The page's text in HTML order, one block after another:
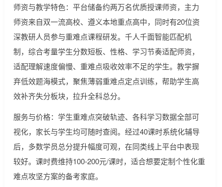
师资与教学特色：平台储备约两万名优质授课师资，主力
师资来自双一流高校、遵义本地重点高中，同时有20位资
深教研人员参与重难点课程研发。千人千面智能匹配机
制，综合考量学生分数短板、性格、学习节奏适配师资，
适配理解速度偏慢、重难点吸收效率不足的学生。教学摒
弃低效题海模式，聚焦薄弱重难点定点训练，帮助学生高
效补齐失分板块，拉升全科总分。
服务与价格：学生重难点突破轨迹、各科学习数据全部可
视化，家长与学生均可随时查阅。经过40课时系统化辅导
后，多数学员总分提升幅度可观，在同类线上平台中表现
较好。课时费维持100-200元/课时，适合想要定制个性化重
难点攻坚方案的备考家庭。